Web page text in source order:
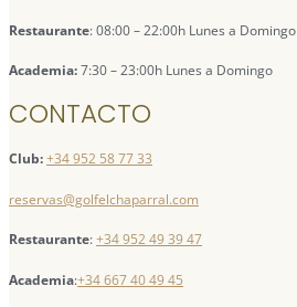
Restaurante: 08:00 – 22:00h Lunes a Domingo
Academia:7:30 – 23:00h Lunes a Domingo
CONTACTO
Club:+34 952 58 77 33
reservas@golfelchaparral.com
Restaurante:+34 952 49 39 47
Academia:+34 667 40 49 45